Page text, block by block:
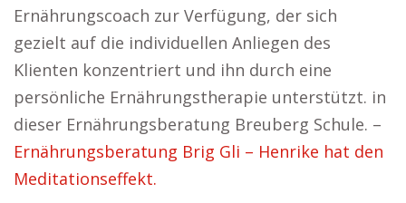
Ernährungscoach zur Verfügung, der sich
gezielt auf die individuellen Anliegen des
Klienten konzentriert und ihn durch eine
persönliche Ernährungstherapie unterstützt. in
dieser Ernährungsberatung Breuberg Schule. –
Ernährungsberatung Brig Gli – Henrike hat den
Meditationseffekt.